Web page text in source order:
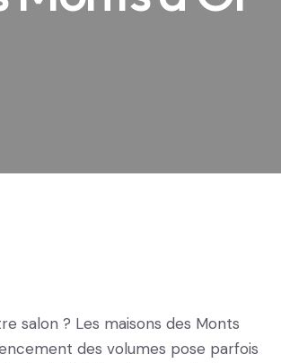
salon ? Les maisons des Monts
des volumes pose parfois